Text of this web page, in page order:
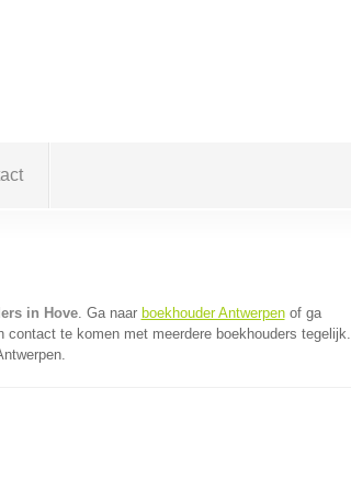
in Hove. Ga naar boekhouder Antwerpenof ga
contact te komen met meerdere boekhouders tegelijk.